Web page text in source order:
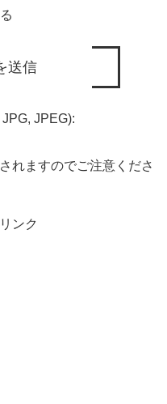
JPEG):
れますのでご注意くださ
ンク